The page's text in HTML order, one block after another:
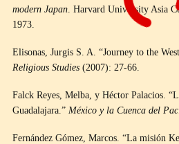
modern Japan. Harvard University Asia
1973.
Elisonas, Jurgis S. A. “Journey to the
Religious Studies (2007): 27-66.
Falck Reyes, Melba, y Héctor Palacios.
Guadalajara.” México y la Cuenca del
Fernández Gómez, Marcos. “La misión